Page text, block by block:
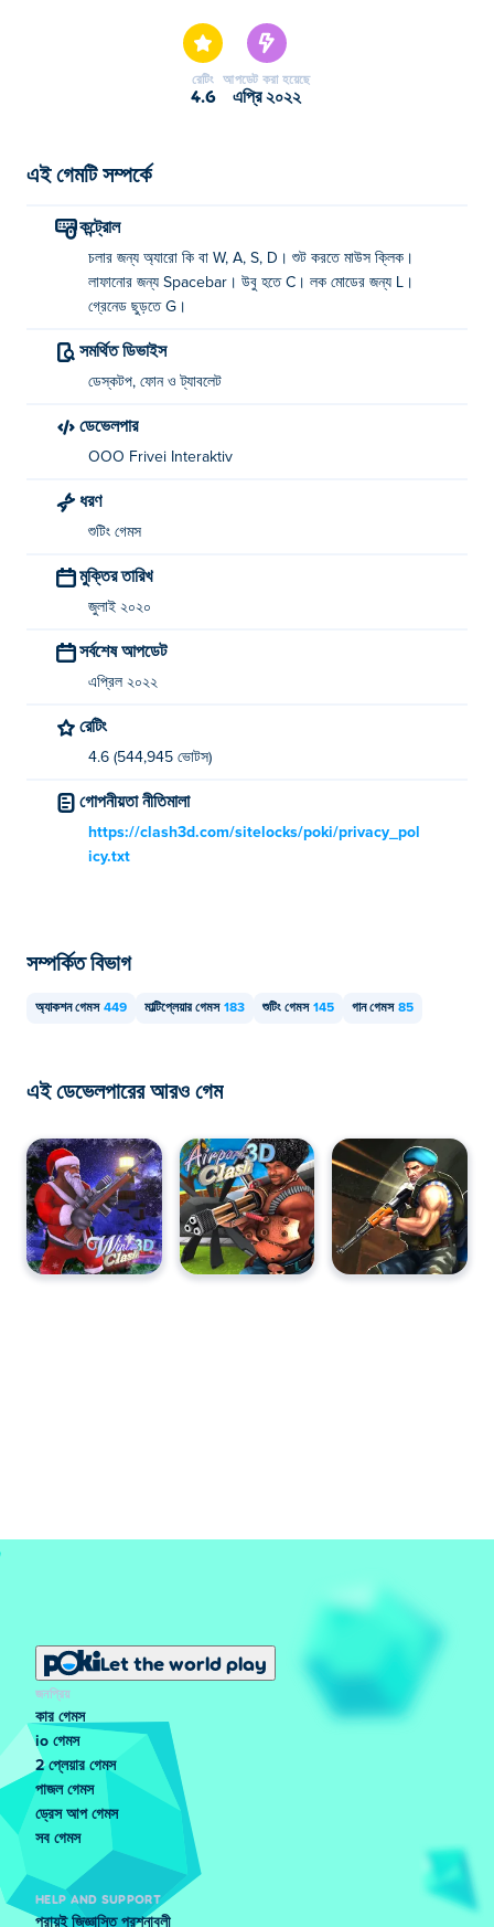
রেটিং
4.6
আপডেট করা হয়েছে
এপ্রি ২০২২
এই গেমটি সম্পর্কে
কন্ট্রোল
চলার জন্য অ্যারো কি বা W, A, S, D। শুট করতে মাউস ক্লিক।
লাফানোর জন্য Spacebar। উবু হতে C। লক মোডের জন্য L।
গ্রেনেড ছুড়তে G।
সমর্থিত ডিভাইস
ডেস্কটপ, ফোন ও ট্যাবলেট
ডেভেলপার
OOO Frivei Interaktiv
ধরণ
শুটিং গেমস
মুক্তির তারিখ
জুলাই ২০২০
সর্বশেষ আপডেট
এপ্রিল ২০২২
রেটিং
4.6 (544,945 ভোটস)
গোপনীয়তা নীতিমালা
https://clash3d.com/sitelocks/poki/privacy_pol
icy.txt
সম্পর্কিত বিভাগ
অ্যাকশন গেমস 449 মাল্টিপ্লেয়ার গেমস 183 শুটিং গেমস 145 গান গেমস 85
এই ডেভেলপারের আরও গেম
Let the world play
জনপ্রিয়
কার গেমস
io গেমস
2 প্লেয়ার গেমস
পাজল গেমস
ড্রেস আপ গেমস
সব গেমস
HELP AND SUPPORT
প্রায়ই জিজ্ঞাসিত প্রশ্নাবলী